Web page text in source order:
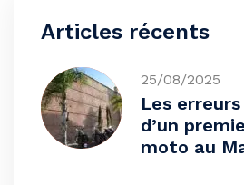
Articles récents
25/08/2025
Les
d’un
moto au